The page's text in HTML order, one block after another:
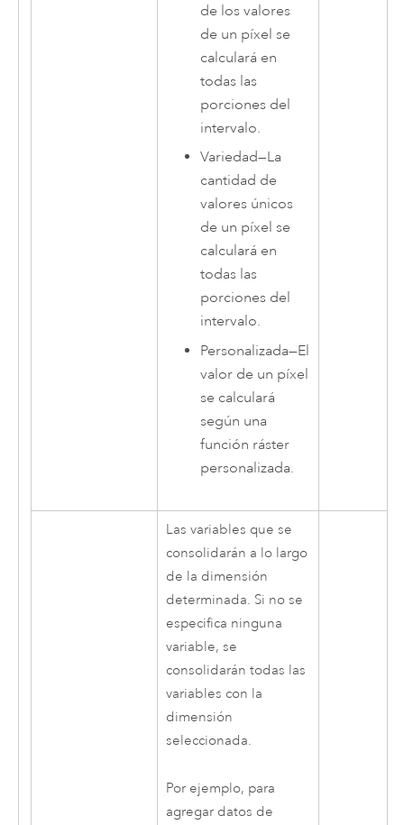
de los valores
de un píxel se
calculará en
todas las
porciones del
intervalo.
Variedad—La
cantidad de
valores únicos
de un píxel se
calculará en
todas las
porciones del
intervalo.
Personalizada—El
valor de un píxel
se calculará
según una
función ráster
personalizada.
Las variables que se
consolidarán a lo largo
de la dimensión
determinada. Si no se
especifica ninguna
variable, se
consolidarán todas las
variables con la
dimensión
seleccionada.
Por ejemplo, para
agregar datos de